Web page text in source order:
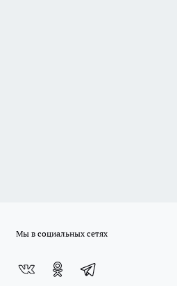
Мы в социальных сетях